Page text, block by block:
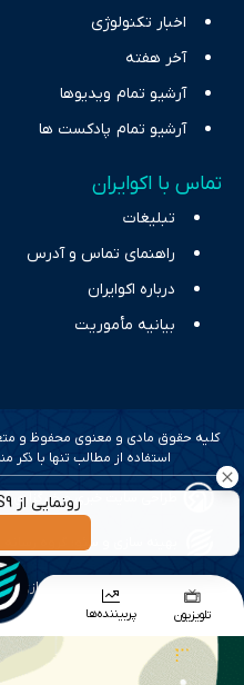
اخبار تکنولوژی
آخر هفته
آرشیو تمام ویدیوها
آرشیو تمام پادکست ها
تماس با اکوایران
تبلیغات
راهنمای تماس و آدرس
درباره اکوایران
بیانیه مأموریت
کلیه حقوق مادی و معنوی محفوظ و
استفاده از مطالب تنها با
طراحی سایت خبری و خبرگزاری
بهینه سازی و سئو؛ گروه
طراحی گرافیک و پیاده سازی؛
تلویزیون پربیننده‌ها